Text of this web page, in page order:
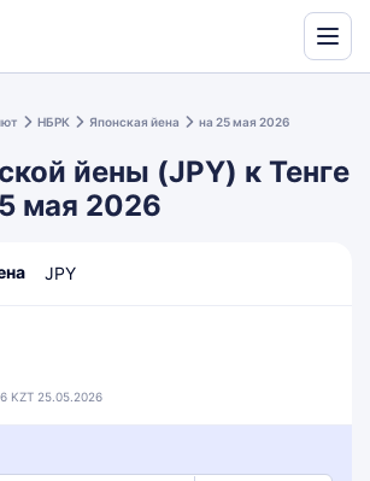
Translate
НБРК Японская йена на 25 мая 2026
йены (JPY) к Тенге
мая 2026
JPY
KZT 25.05.2026